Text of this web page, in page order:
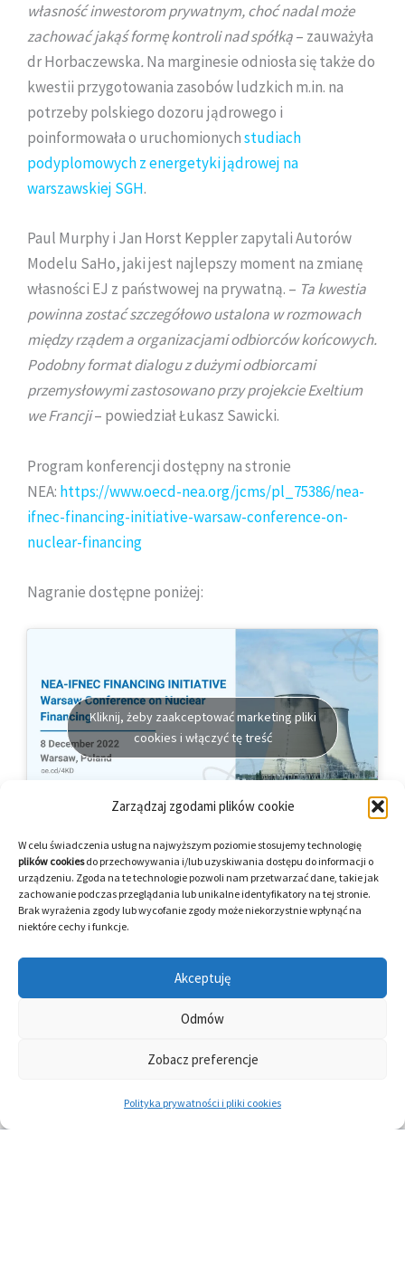
Zarządzaj zgodami plików cookie
W celu świadczenia usług na najwyższym poziomie stosujemy technologię
plików cookiesdo przechowywania i/lub uzyskiwania dostępu do informacji o
urządzeniu. Zgoda na te technologie pozwoli nam przetwarzać dane, takie jak
zachowanie podczas przeglądania lub unikalne identyfikatory na tej stronie.
Brak wyrażenia zgody lub wycofanie zgody może niekorzystnie wpłynąć na
niektóre cechy i funkcje.
Akceptuję
Odmów
Zobacz preferencje
Polityka prywatności i pliki cookies
własność inwestorom prywatnym, choć nadal może
zachować jakąś formę kontroli nad spółką– zauważyła
dr Horbaczewska.Na marginesie odniosła się także do
kwestii przygotowania zasobów ludzkich m.in. na
potrzeby polskiego dozoru jądrowego i
poinformowała o uruchomionychstudiach
podyplomowych z energetyki jądrowej na
warszawskiej SGH.
Paul Murphy i Jan Horst Keppler zapytali Autorów
Modelu SaHo, jaki jest najlepszy moment na zmianę
własności EJ z państwowej na prywatną. – Ta kwestia
powinna zostać szczegółowo ustalona w rozmowach
między rządem a organizacjami odbiorców końcowych.
Podobny format dialogu z dużymi odbiorcami
przemysłowymi zastosowano przy projekcie Exeltium
we Francji– powiedział Łukasz Sawicki.
Program konferencji dostępny na stronie
NEA: https://www.oecd-nea.org/jcms/pl_75386/nea-
ifnec-financing-initiative-warsaw-conference-on-
nuclear-financing
Nagranie dostępne poniżej:
Kliknij, żeby zaakceptować marketing pliki
cookies i włączyć tę treść
Następny Wpis→
Linkedin
Spis grafiki